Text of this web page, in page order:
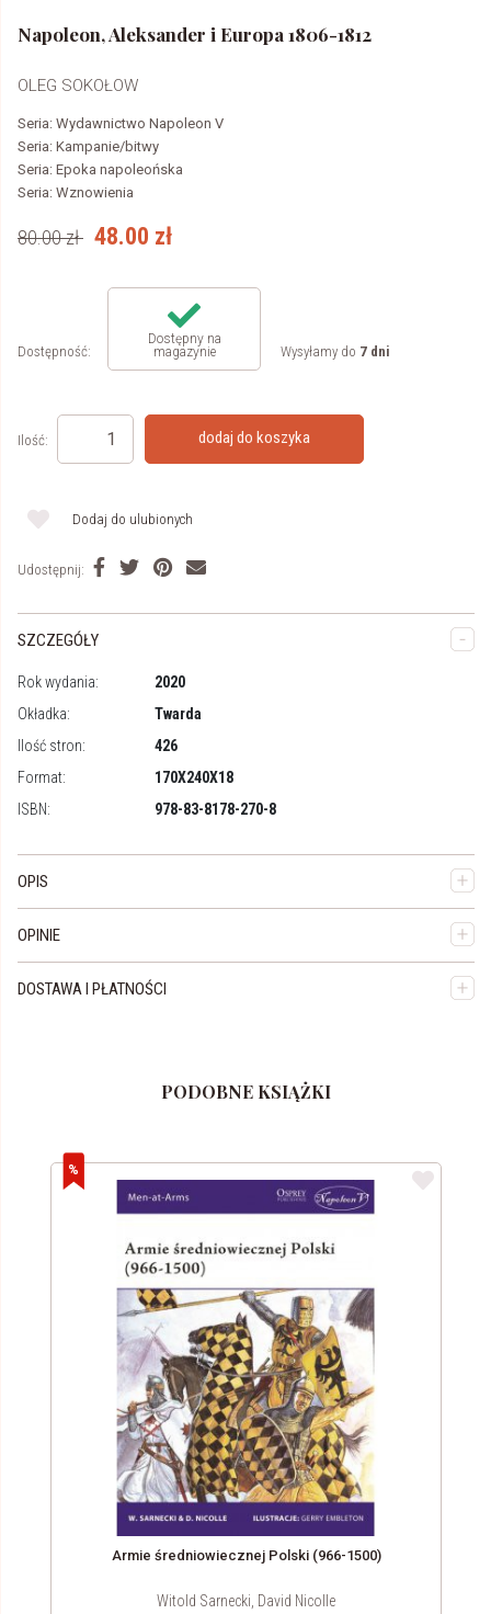
Napoleon, Aleksander i Europa 1806-1812
OLEG SOKOŁOW
Seria: Wydawnictwo Napoleon V
Seria: Kampanie/bitwy
Seria: Epoka napoleońska
Seria: Wznowienia
80.00zł 48.00 zł
Dostępność:
Dostępny na
magazynie
Wysyłamy do 7 dni
Ilość: dodaj do koszyka
Dodaj do ulubionych
Udostępnij:
SZCZEGÓŁY
Rok wydania:
2020
Okładka:
Twarda
Ilość stron:
426
Format:
170X240X18
ISBN:
978-83-8178-270-8
OPIS
OPINIE
DOSTAWA I PŁATNOŚCI
PODOBNE KSIĄŻKI
Armie średniowiecznej Polski (966-1500)
Witold Sarnecki, David Nicolle